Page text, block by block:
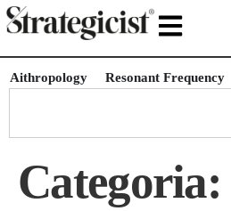
Aithropology Resonant Frequency
Categoria: